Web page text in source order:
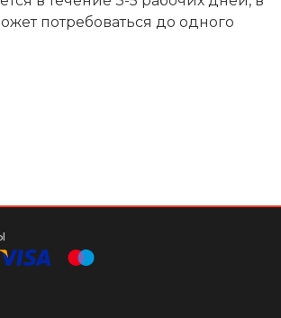
потребоваться до одного